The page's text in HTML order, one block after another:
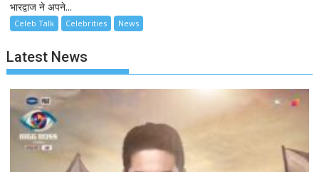
भारद्वाज ने अपने...
Celeb Talk Celebrities News
Latest News